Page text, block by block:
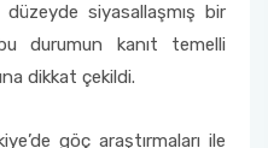
siyasallaşmış bir
durumun kanıt temelli
dikkat çekildi.
göç araştırmaları ile